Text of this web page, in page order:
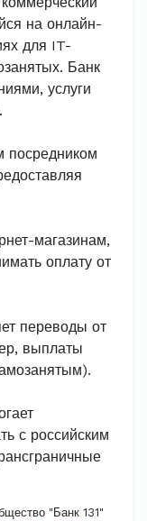
на онлайн-
для IT-
Банк
услуги
посредником
магазинам,
оплату от
переводы от
выплаты
с российским
"Банк 131"